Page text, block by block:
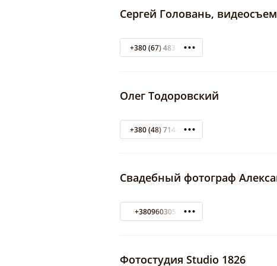
Сергей Головань,
+380 (67) 483-89-35
Олег Тодоровский
+380 (48) 714-05-09
Свадебный фотограф
+380960305783
Фотостудия Studio 1826